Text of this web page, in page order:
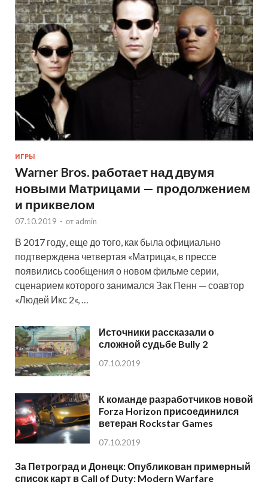
ИГРЫ
Warner Bros. работает над двумя
новыми Матрицами — продолжением
и приквелом
07.10.2019 - от admin
В 2017 году, еще до того, как была официально
подтверждена четвертая «Матрица«, в прессе
появились сообщения о новом фильме серии,
сценарием которого занимался Зак Пенн — соавтор
«Людей Икс 2«, …
Источники рассказали о
сложной судьбе Bully 2
07.10.2019
К команде разработчиков новой
Forza Horizon присоединился
ветеран Rockstar Games
07.10.2019
За Петроград и Донецк: Опубликован примерный
список карт в Call of Duty: Modern Warfare